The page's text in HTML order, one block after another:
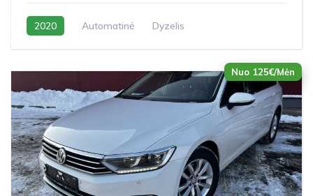
2020 Automatinė Dyzelis
Nuo 125€/Mėn